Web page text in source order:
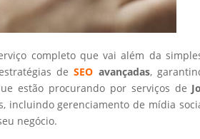
completo que vai além da
deSEO avançadas,
estão procurando por serviços de
incluindo gerenciamento de mídia
negócio.